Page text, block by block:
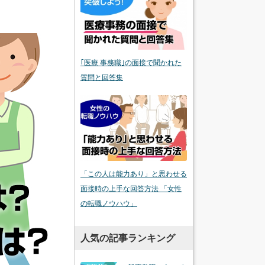
｢医療 事務職｣の面接で聞かれた
質問と回答集
「この人は能力あり」と思わせる
面接時の上手な回答方法 「女性
の転職ノウハウ」
人気の記事ランキング